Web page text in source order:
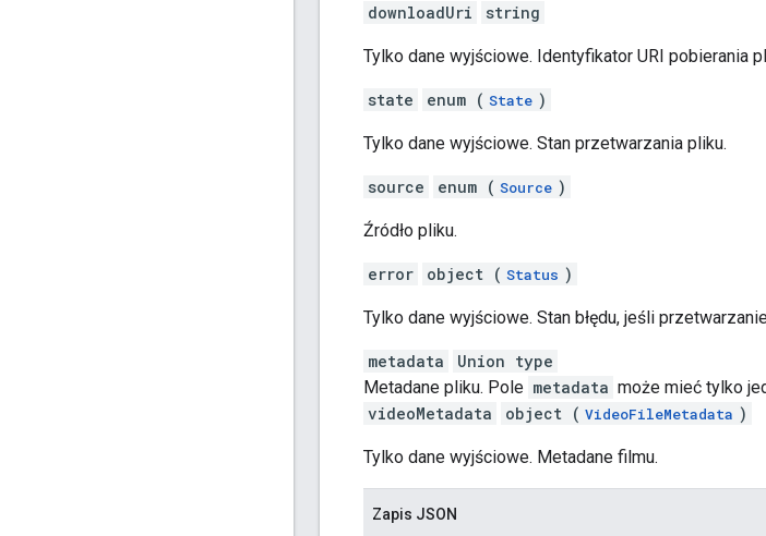
downloadUri string
Tylko dane wyjściowe. Identyfikator URI pobierania
state enum ( State )
Tylko dane wyjściowe. Stan przetwarzania pliku.
source enum ( Source )
Źródło pliku.
error object ( Status )
Tylko dane wyjściowe. Stan błędu, jeśli
metadata
Union type
Metadane pliku. Pole metadata może mieć tylko
videoMetadata
object ( VideoFileMetadata )
Tylko dane wyjściowe. Metadane filmu.
Zapis JSON